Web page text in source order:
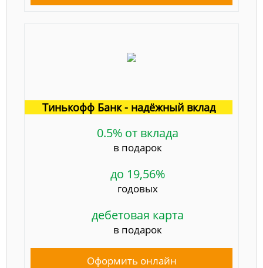
Тинькофф Банк - надёжный вклад
0.5% от вклада
в подарок
до 19,56%
годовых
дебетовая карта
в подарок
Оформить онлайн